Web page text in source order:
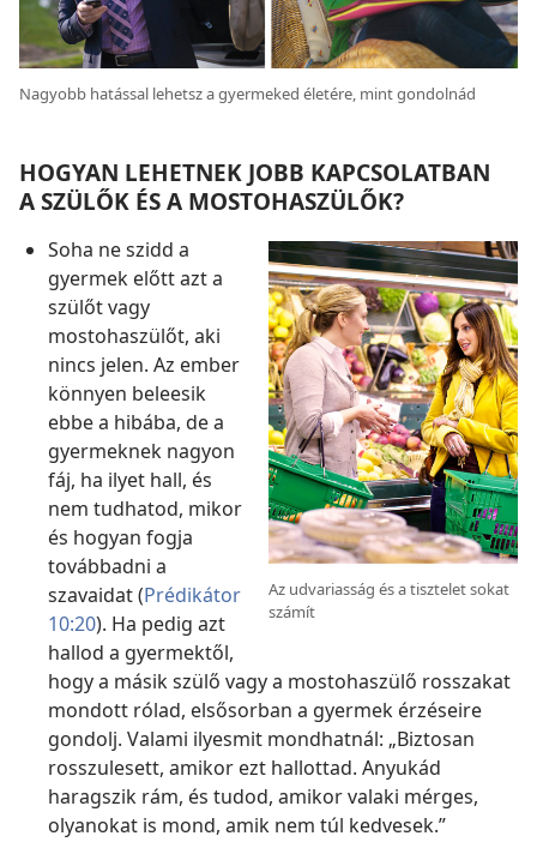
Nagyobb hatással lehetsz a gyermeked életére, mint gondolnád
HOGYAN LEHETNEK JOBB KAPCSOLATBAN
A SZÜLŐK ÉS A MOSTOHASZÜLŐK?
Az udvariasság és a tisztelet sokat
számít
Soha ne szidd a
gyermek előtt azt a
szülőt vagy
mostohaszülőt, aki
nincs jelen. Az ember
könnyen beleesik
ebbe a hibába, de a
gyermeknek nagyon
fáj, ha ilyet hall, és
nem tudhatod, mikor
és hogyan fogja
továbbadni a
szavaidat (Prédikátor
10:20). Ha pedig azt
hallod a gyermektől,
hogy a másik szülő vagy a mostohaszülő rosszakat
mondott rólad, elsősorban a gyermek érzéseire
gondolj. Valami ilyesmit mondhatnál: „Biztosan
rosszulesett, amikor ezt hallottad. Anyukád
haragszik rám, és tudod, amikor valaki mérges,
olyanokat is mond, amik nem túl kedvesek.”